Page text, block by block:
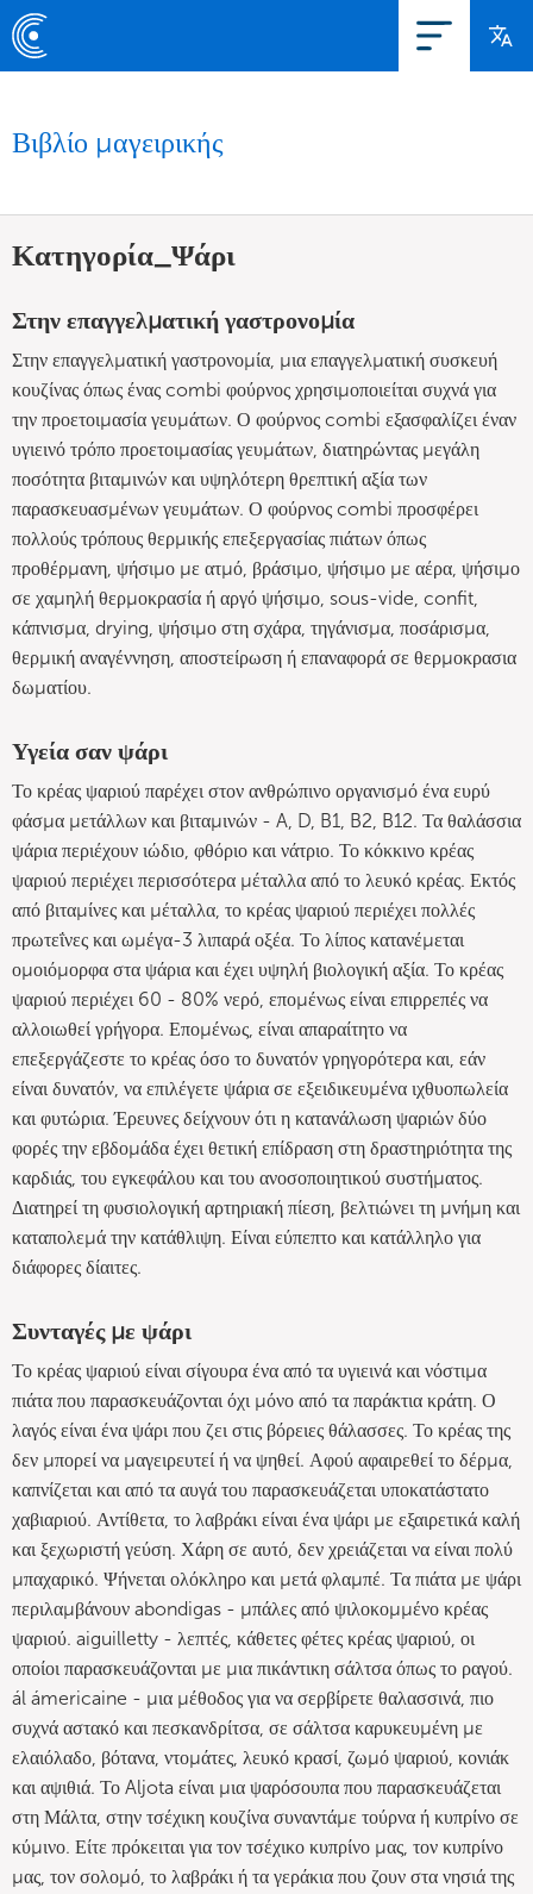
Βιβλίο μαγειρικής
Κατηγορία_Ψάρι
Στην επαγγελματική γαστρονομία
Στην επαγγελματική γαστρονομία, μια επαγγελματική συσκευή
κουζίνας όπως ένας combi φούρνος χρησιμοποιείται συχνά για
την προετοιμασία γευμάτων. Ο φούρνος combi εξασφαλίζει έναν
υγιεινό τρόπο προετοιμασίας γευμάτων, διατηρώντας μεγάλη
ποσότητα βιταμινών και υψηλότερη θρεπτική αξία των
παρασκευασμένων γευμάτων. Ο φούρνος combi προσφέρει
πολλούς τρόπους θερμικής επεξεργασίας πιάτων όπως
προθέρμανη, ψήσιμο με ατμό, βράσιμο, ψήσιμο με αέρα, ψήσιμο
σε χαμηλή θερμοκρασία ή αργό ψήσιμο, sous-vide, confit,
κάπνισμα, drying, ψήσιμο στη σχάρα, τηγάνισμα, ποσάρισμα,
θερμική αναγέννηση, αποστείρωση ή επαναφορά σε θερμοκρασια
δωματίου.
Υγεία σαν ψάρι
Το κρέας ψαριού παρέχει στον ανθρώπινο οργανισμό ένα ευρύ
φάσμα μετάλλων και βιταμινών - A, D, B1, B2, B12. Τα θαλάσσια
ψάρια περιέχουν ιώδιο, φθόριο και νάτριο. Το κόκκινο κρέας
ψαριού περιέχει περισσότερα μέταλλα από το λευκό κρέας. Εκτός
από βιταμίνες και μέταλλα, το κρέας ψαριού περιέχει πολλές
πρωτεΐνες και ωμέγα-3 λιπαρά οξέα. Το λίπος κατανέμεται
ομοιόμορφα στα ψάρια και έχει υψηλή βιολογική αξία. Το κρέας
ψαριού περιέχει 60 - 80% νερό, επομένως είναι επιρρεπές να
αλλοιωθεί γρήγορα. Επομένως, είναι απαραίτητο να
επεξεργάζεστε το κρέας όσο το δυνατόν γρηγορότερα και, εάν
είναι δυνατόν, να επιλέγετε ψάρια σε εξειδικευμένα ιχθυοπωλεία
και φυτώρια. Έρευνες δείχνουν ότι η κατανάλωση ψαριών δύο
φορές την εβδομάδα έχει θετική επίδραση στη δραστηριότητα της
καρδιάς, του εγκεφάλου και του ανοσοποιητικού συστήματος.
Διατηρεί τη φυσιολογική αρτηριακή πίεση, βελτιώνει τη μνήμη και
καταπολεμά την κατάθλιψη. Είναι εύπεπτο και κατάλληλο για
διάφορες δίαιτες.
Συνταγές με ψάρι
Το κρέας ψαριού είναι σίγουρα ένα από τα υγιεινά και νόστιμα
πιάτα που παρασκευάζονται όχι μόνο από τα παράκτια κράτη. Ο
λαγός είναι ένα ψάρι που ζει στις βόρειες θάλασσες. Το κρέας της
δεν μπορεί να μαγειρευτεί ή να ψηθεί. Αφού αφαιρεθεί το δέρμα,
καπνίζεται και από τα αυγά του παρασκευάζεται υποκατάστατο
χαβιαριού. Αντίθετα, το λαβράκι είναι ένα ψάρι με εξαιρετικά καλή
και ξεχωριστή γεύση. Χάρη σε αυτό, δεν χρειάζεται να είναι πολύ
μπαχαρικό. Ψήνεται ολόκληρο και μετά φλαμπέ. Τα πιάτα με ψάρι
περιλαμβάνουν abondigas - μπάλες από ψιλοκομμένο κρέας
ψαριού. aiguilletty - λεπτές, κάθετες φέτες κρέας ψαριού, οι
οποίοι παρασκευάζονται με μια πικάντικη σάλτσα όπως το ραγού.
ál ámericaine - μια μέθοδος για να σερβίρετε θαλασσινά, πιο
συχνά αστακό και πεσκανδρίτσα, σε σάλτσα καρυκευμένη με
ελαιόλαδο, βότανα, ντομάτες, λευκό κρασί, ζωμό ψαριού, κονιάκ
και αψιθιά. Το Aljota είναι μια ψαρόσουπα που παρασκευάζεται
στη Μάλτα, στην τσέχικη κουζίνα συναντάμε τούρνα ή κυπρίνο σε
κύμινο. Είτε πρόκειται για τον τσέχικο κυπρίνο μας, τον κυπρίνο
μας, τον σολομό, το λαβράκι ή τα γεράκια που ζουν στα νησιά της